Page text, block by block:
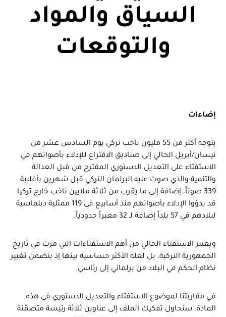
السياق والمواد
والتوقعات
إضاءات
يتوجه أكثر من 55 مليون ناخب تركي يوم السادس عشر من
نيسان/أبريل الحالي إلى صناديق الاقتراع للإدلاء بأصواتهم في
الاستفتاء على التعديل الدستوري المقترح من قبل العدالة
والتنمية والذي صوت عليه البرلمان التركي قبل شهرين بأغلبية
339 صوتاً، إضافة إلى ما يقرب من ثلاثة ملايين ناخب خارج تركيا
قد بدؤوا الإدلاء بأصواتهم منذ أسابيع في 119 ممثلية دبلماسية
لبلادهم في 57 بلداً إضافة لـ 32 معبراً حدودياً.
ويعتبر الاستفتاء الحالي من أهم الاستفتاءات التي مرت في تاريخ
الجمهورية التركية، بل لعله الأكثر حساسية بينها إذ يتضمن تغيير
نظام الحكم في البلاد من برلماني إلى رئاسي.
في مقاربتنا لموضوع الاستفتاء والتعديل الدستوري في هذه
المادة، سنحاول تفكيك الملف إلى عناوين ثلاثة رئيسة متضمَّنة